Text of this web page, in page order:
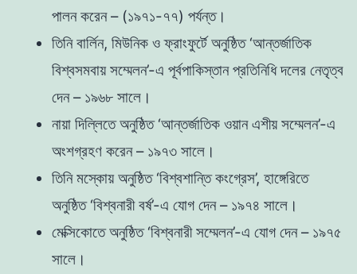
পালন করেন – (১৯৭১-৭৭) পর্যন্ত।
তিনি বার্লিন, মিউনিক ও ফ্রাংফুর্টে অনুষ্ঠিত ‘আন্তর্জাতিক
বিশ্বসমবায় সম্মেলন’-এ পূর্বপাকিস্তান প্রতিনিধি দলের নেতৃত্ব
দেন – ১৯৬৮ সালে।
নায়া দিল্লিতে অনুষ্ঠিত ‘আন্তর্জাতিক ওয়ান এশীয় সম্মেলন’-এ
অংশগ্রহণ করেন – ১৯৭৩ সালে।
তিনি মস্কোয় অনুষ্ঠিত ‘বিশ্বশান্তি কংগ্রেস’, হাঙ্গেরিতে
অনুষ্ঠিত ‘বিশ্বনারী বর্ষ’-এ যোগ দেন – ১৯৭৪ সালে।
মেক্সিকোতে অনুষ্ঠিত ‘বিশ্বনারী সম্মেলন’-এ যোগ দেন – ১৯৭৫
সালে।